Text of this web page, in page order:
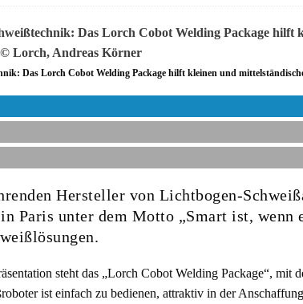
Das Lorch Cobot Welding Package hilft kleinen und
Hersteller von Lichtbogen-
Paris unter dem Motto „Smart ist,
steht das „Lorch Cobot Welding Package“,
ist einfach zu bedienen, attraktiv in der